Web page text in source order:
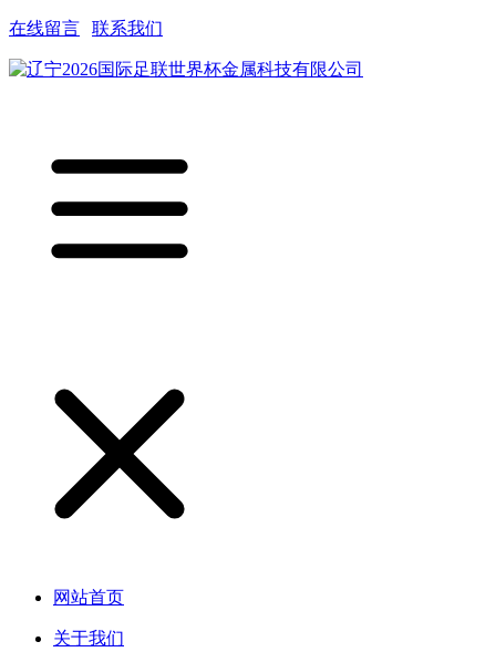
在线留言 联系我们
网站首页
关于我们